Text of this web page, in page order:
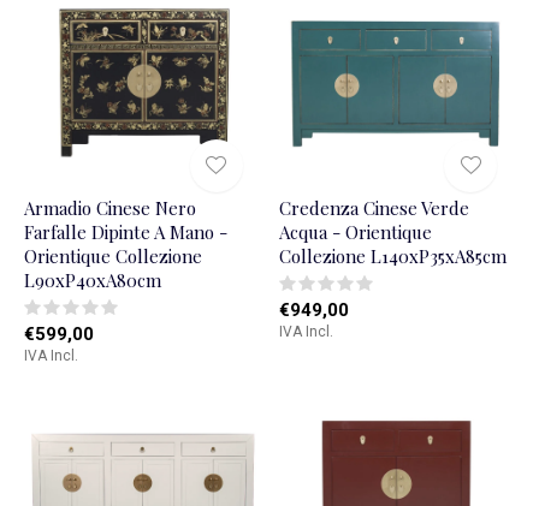
Armadio Cinese Nero
Farfalle Dipinte A Mano -
Orientique Collezione
L90xP40xA80cm
€599,00
IVA Incl.
Credenza Cinese Verde
Acqua - Orientique
Collezione L140xP35xA85cm
€949,00
IVA Incl.